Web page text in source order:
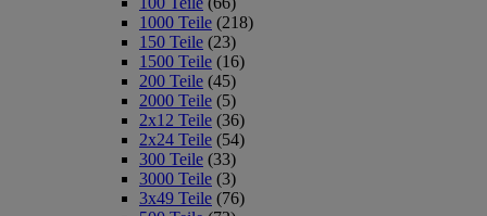
1000 Teile (218)
150 Teile (23)
1500 Teile (16)
200 Teile (45)
2000 Teile (5)
2x12 Teile (36)
2x24 Teile (54)
300 Teile (33)
3000 Teile (3)
3x49 Teile (76)